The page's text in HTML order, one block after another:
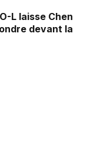
L laisse Chen
devant la